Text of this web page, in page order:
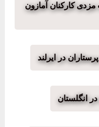
مزدی کارکنان آمازون
در ایرلند
انگلستان